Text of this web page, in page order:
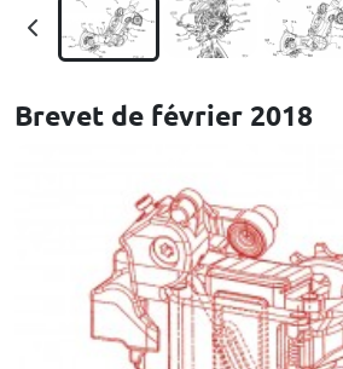
Brevet de février 2018